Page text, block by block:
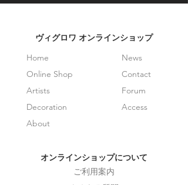
​ヴィグロワ オンラインショップ
Home
Online Shop
Artists
Decoration
About
News
Contact
Forum
Access
オンラインショップについて
ご利用案内